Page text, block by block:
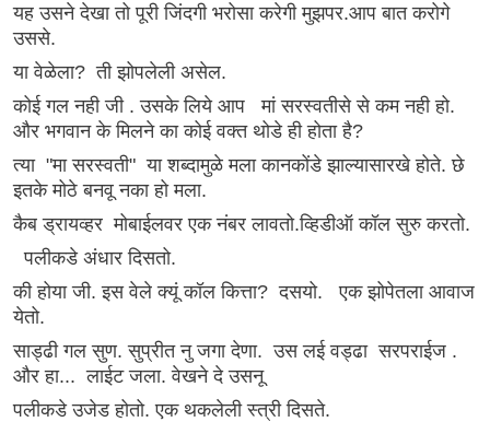
यह उसने देखा तो पूरी जिंदगी भरोसा करेगी मुझपर.आप बात करोगे
उससे.
या वेळेला? ती झोपलेली असेल.
कोई गल नही जी . उसके लिये आप मां सरस्वतीसे से कम नही हो.
और भगवान के मिलने का कोई वक्त थोडे ही होता है?
त्या "मा सरस्वती" या शब्दामुळे मला कानकोंडे झाल्यासारखे होते. छे
इतके मोठे बनवू नका हो मला.
कैब ड्रायव्हर मोबाईलवर एक नंबर लावतो.व्हिडीऑ कॉल सुरु करतो.
पलीकडे अंधार दिसतो.
की होया जी. इस वेले क्यूं कॉल कित्ता? दसयो. एक झोपेतला आवाज
येतो.
साड्ढी गल सुण. सुप्रीत नु जगा देणा. उस लई वड्ढा सरपराईज .
और हा... लाईट जला. वेखने दे उसनू
पलीकडे उजेड होतो. एक थकलेली स्त्री दिसते.